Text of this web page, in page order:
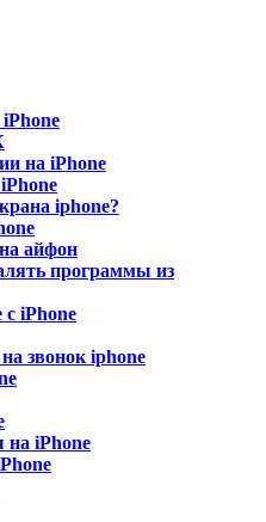
на iPhone
iphone?
айфон
программы из
с iPhone
звонок iphone
на iPhone